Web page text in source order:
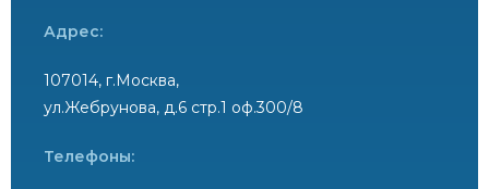
Адрес:
107014, г.Москва,
ул.Жебрунова, д.6 стр.1 оф.300/8
Телефоны: